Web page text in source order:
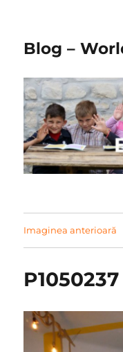
Blog –
Imaginea anterioară
P1050237